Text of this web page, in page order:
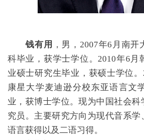
钱有用 ， 男，2007年6月南开
科毕业，获学士学位。2010年6月
业硕士研究生毕业，获硕士学位
康星大学麦迪逊分校东亚语言文
业，获博士学位。现为中国社会
究员。主要研究方向为现代音系
语言获得以及二语习得。